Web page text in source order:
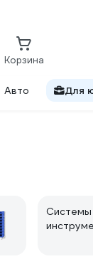
Корзина
Авто Для
Системы